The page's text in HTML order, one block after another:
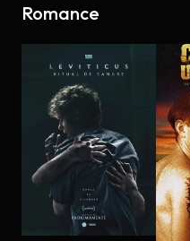
Romance